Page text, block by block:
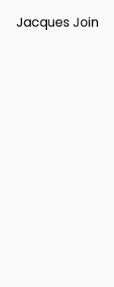
Jacques Join